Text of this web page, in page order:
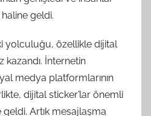
haline geldi.
yolculuğu, özellikle dijital
kazandı. İnternetin
medya platformlarının
dijital sticker’lar önemli
geldi. Artık mesajlaşma